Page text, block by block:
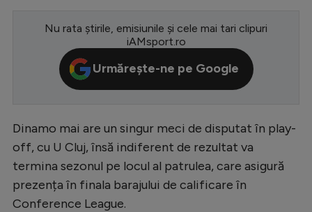
Conference League
CM 2026
Premier League
Serie A
Bundesliga
Ligue 1
Nu rata știrile, emisiunile și cele mai tari clipuri
iAMsport.ro
Urmărește-ne pe Google
Dinamo mai are un singur meci de disputat în play-
off, cu U Cluj, însă indiferent de rezultat va
termina sezonul pe locul al patrulea, care asigură
prezența în finala barajului de calificare în
Conference League.